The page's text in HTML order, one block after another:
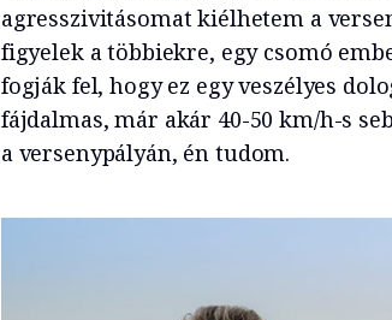
agresszivitásomat kiélhetem a
figyelek a többiekre, egy csomó
fogják fel, hogy ez egy veszélyes
fájdalmas, már akár 40-50 km/h-s
a versenypályán, én tudom.